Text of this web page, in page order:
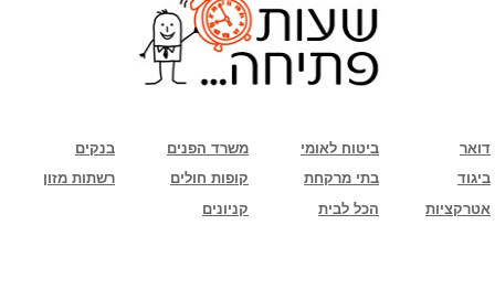
בנקים משרד הפנים ביטוח לאומי
דואר
רשתות מזון
קופות חולים בתי מרקחת
ביגוד
קניונים
הכל לבית אטרקציות